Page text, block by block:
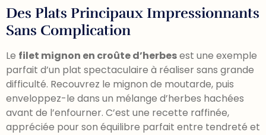
Des Plats Principaux Impressionnants
Sans Complication
Le filet mignon en croûte d’herbesest une exemple
parfait d’un plat spectaculaire à réaliser sans grande
difficulté. Recouvrez le mignon de moutarde, puis
enveloppez-le dans un mélange d’herbes hachées
avant de l’enfourner. C’est une recette raffinée,
appréciée pour son équilibre parfait entre tendreté et